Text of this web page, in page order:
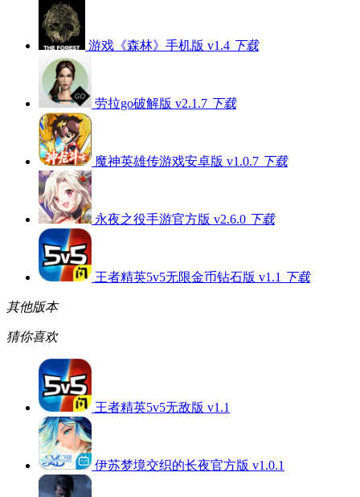
游戏《森林》手机版 v1.4 下载
劳拉go破解版 v2.1.7 下载
魔神英雄传游戏安卓版 v1.0.7 下载
永夜之役手游官方版 v2.6.0 下载
王者精英5v5无限金币钻石版 v1.1 下载
其他版本
猜你喜欢
王者精英5v5无敌版 v1.1
伊苏梦境交织的长夜官方版 v1.0.1